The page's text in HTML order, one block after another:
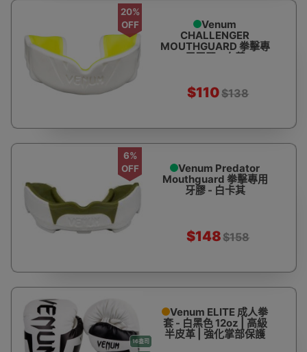
20%
OFF
Venum
CHALLENGER
MOUTHGUARD 拳擊專
用牙膠 - 白黃
$110$138
6%
OFF
Venum Predator
Mouthguard 拳擊專用
牙膠 - 白卡其
$148$158
16盎司
Venum ELITE 成人拳
套 - 白黑色 12oz | 高級
半皮革 | 強化掌部保護